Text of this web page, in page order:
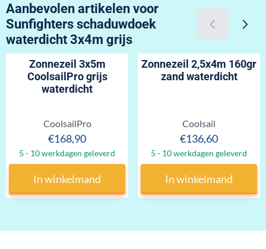
Aanbevolen artikelen voor
Sunfighters schaduwdoek
waterdicht 3x4m grijs
Zonnezeil 3x5m
CoolsailPro grijs
waterdicht
Merk:
CoolsailPro
Prijs: 168,90
€168,90
5 - 10 werkdagen geleverd
In winkelmand
Zonnezeil 2,5x4m 160gr
zand waterdicht
Merk:
Coolsail
Prijs: 136,60
€136,60
5 - 10 werkdagen geleverd
In winkelmand